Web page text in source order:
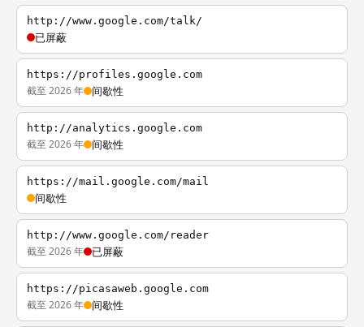
http://www.google.com/talk/
已屏蔽
https://profiles.google.com
截至 2026 年 间歇性
http://analytics.google.com
截至 2026 年 间歇性
https://mail.google.com/mail
间歇性
http://www.google.com/reader
截至 2026 年 已屏蔽
https://picasaweb.google.com
截至 2026 年 间歇性